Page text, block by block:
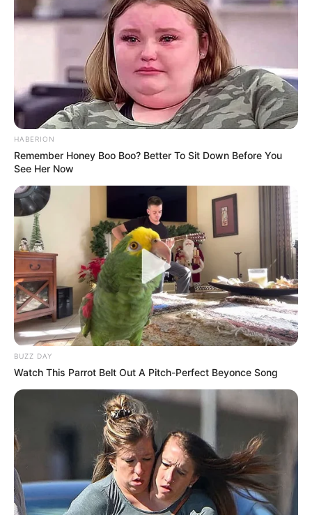
- /10 (- Votes)
Beri Rating & Review
PEMERAN UTAMA
sebagai Jang Ha Ri
Wanita berusia 39 tahun, jomblo dan pekerja keras di sebuah
majalah parenting. Mudah jatuh cinta tapi tidak peka
HABERION
Remember Honey Boo Boo? Better To Sit Down Before You
See Her Now
BUZZ DAY
Watch This Parrot Belt Out A Pitch-Perfect Beyonce Song